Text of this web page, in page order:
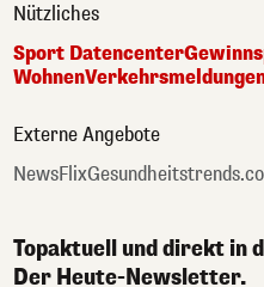
Nützliches
Sport Datencenter
Wohnen
Externe Angebote
NewsFlix
Topaktuell und direkt in
Der Heute-Newsletter.